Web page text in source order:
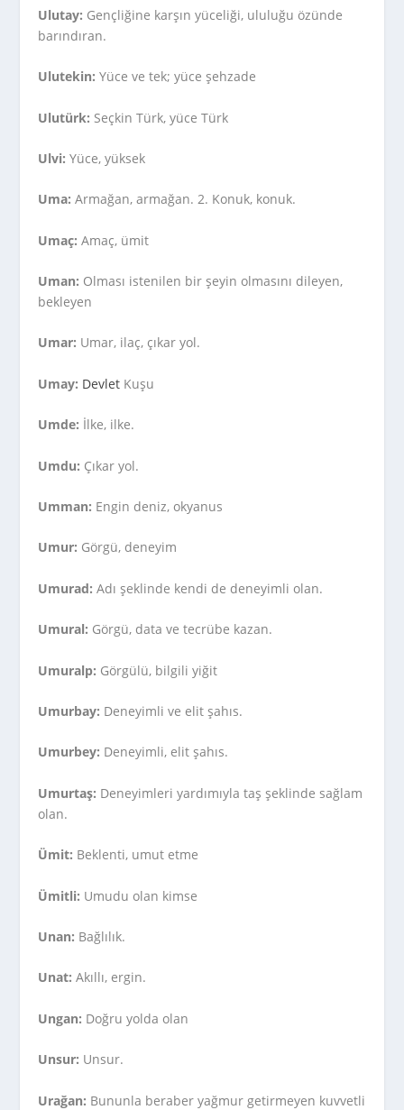
Ulutay: Gençliğine karşın yüceliği, ululuğu özünde
barındıran.
Ulutekin: Yüce ve tek; yüce şehzade
Ulutürk: Seçkin Türk, yüce Türk
Ulvi: Yüce, yüksek
Uma: Armağan, armağan. 2. Konuk, konuk.
Umaç: Amaç, ümit
Uman: Olması istenilen bir şeyin olmasını dileyen,
bekleyen
Umar: Umar, ilaç, çıkar yol.
Umay: Devlet Kuşu
Umde: İlke, ilke.
Umdu: Çıkar yol.
Umman: Engin deniz, okyanus
Umur: Görgü, deneyim
Umurad: Adı şeklinde kendi de deneyimli olan.
Umural: Görgü, data ve tecrübe kazan.
Umuralp: Görgülü, bilgili yiğit
Umurbay: Deneyimli ve elit şahıs.
Umurbey: Deneyimli, elit şahıs.
Umurtaş: Deneyimleri yardımıyla taş şeklinde sağlam
olan.
Ümit: Beklenti, umut etme
Ümitli: Umudu olan kimse
Unan: Bağlılık.
Unat: Akıllı, ergin.
Ungan: Doğru yolda olan
Unsur: Unsur.
Urağan: Bununla beraber yağmur getirmeyen kuvvetli